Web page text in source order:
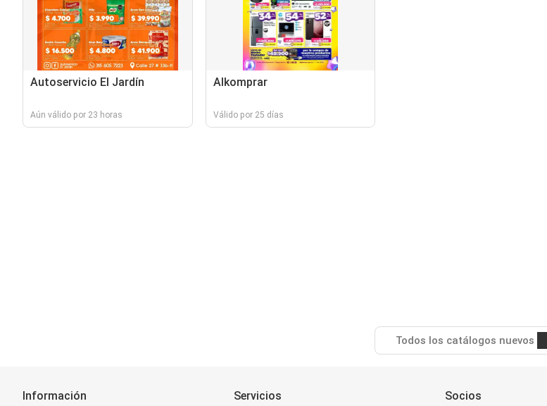
Autoservicio El Jardín
Aún válido por 23 horas
Alkomprar
Válido por 25 días
Todos los catálogos nuevos
Información Servicios Socios